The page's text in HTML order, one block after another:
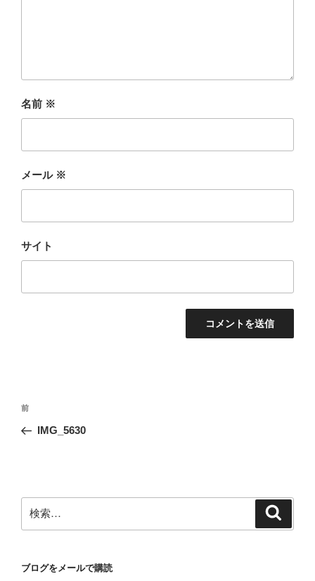
名前 ※
メール ※
サイト
投
ナ
ー
シ
前
の
前
IMG_5630
索:
ブログをメールで購読